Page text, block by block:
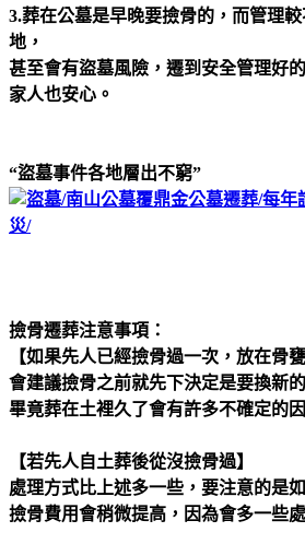
3.葬在公墓是早晚要撿骨的，而管理
地，
甚至會有盜墓風險，遷到安全管理好
家人也安心。
“盜墓事件各地層出不窮”
撿骨遷葬注意事項：
【如果先人已經撿骨過一次，放在骨
會建議撿骨之前就先下決定是要換新
畢竟葬在土裡久了會有許多不確定的因
【若先人自土葬後從沒撿骨過】
處理方式比上述多一些，要注意的是
撿骨費用會稍微提高，因為會多一些